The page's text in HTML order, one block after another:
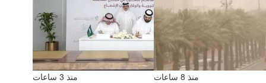
منذ 3 ساعات منذ 8 ساعات